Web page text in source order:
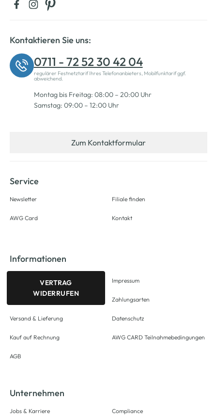
Kontaktieren Sie uns:
0711 - 72 52 30 42 04
regulärer Festnetztarif Ihres Telefonanbieters, Mobilfunktarif ggf.
abweichend.
Montag bis Freitag: 08:00 – 20:00 Uhr
Samstag: 09:00 – 12:00 Uhr
Zum Kontaktformular
Service
Newsletter
AWG Card
Filiale finden
Kontakt
Informationen
VERTRAG
WIDERRUFEN
Versand & Lieferung
Kauf auf Rechnung
AGB
Impressum
Zahlungsarten
Datenschutz
AWG CARD Teilnahmebedingungen
Unternehmen
Jobs & Karriere Compliance